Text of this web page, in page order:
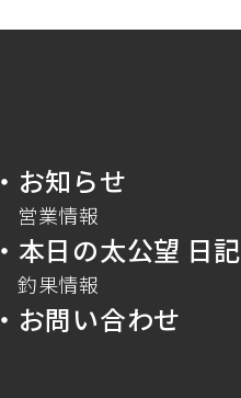
・お知らせ
営業情報
・本日の太公望 日記
釣果情報
・お問い合わせ